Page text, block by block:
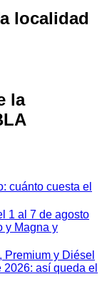
localidad
la
cuánto cuesta el
1 al 7 de agosto
y Magna y
Premium y Diésel
así queda el